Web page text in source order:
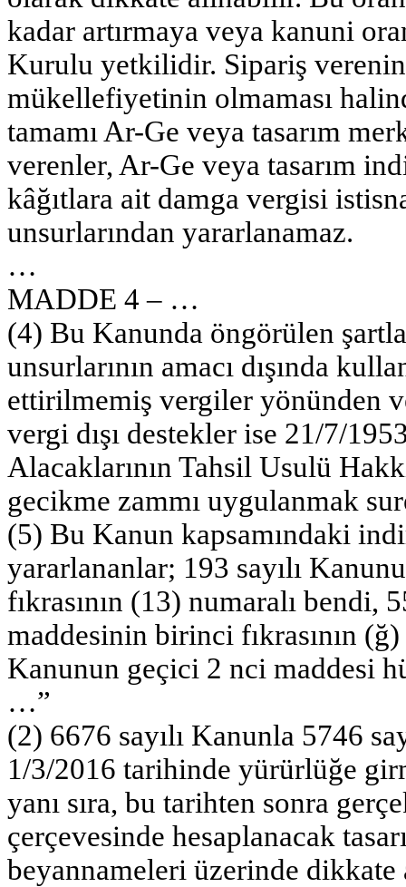
kadar artırmaya veya kanuni
Kurulu yetkilidir. Sipariş
mükellefiyetinin olmaması
tamamı Ar-Ge veya tasarım
verenler, Ar-Ge veya tasarım
kâğıtlara ait damga vergisi
unsurlarından yararlanamaz.
…
MADDE 4 – …
(4) Bu Kanunda öngörülen
unsurlarının amacı dışında
ettirilmemiş vergiler yönünden
vergi dışı destekler ise 21/7/
Alacaklarının Tahsil Usulü
gecikme zammı uygulanmak
(5) Bu Kanun kapsamındaki
yararlananlar; 193 sayılı
fıkrasının (13) numaralı bendi,
maddesinin birinci fıkrasının
Kanunun geçici 2 nci maddesi
…”
(2) 6676 sayılı Kanunla 5746
1/3/2016 tarihinde yürürlüğe
yanı sıra, bu tarihten sonra
çerçevesinde hesaplanacak
beyannameleri üzerinde